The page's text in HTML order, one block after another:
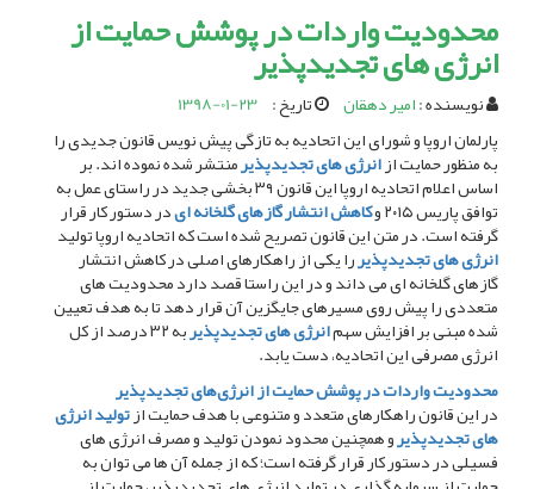
محدودیت واردات در پوشش حمایت از
انرژی های تجدیدپذیر
نویسنده :امیر دهقان تاریخ : 1398-01-23
پارلمان اروپا و شورای این اتحادیه به تازگی پیش نویس قانون جدیدی را
به منظور حمایت ازانرژی های تجدیدپذیرمنتشر شده نموده اند. بر
اساس اعلام اتحادیه اروپا این قانون ۳۹ بخشی جدید در راستای عمل به
توافق پاریس ۲۰۱۵ و کاهش انتشار گازهای گلخانه ایدر دستور کار قرار
گرفته است. در متن این قانون تصریح شده است که اتحادیه اروپا تولید
انرژی های تجدیدپذیررا یکی از راهکارهای اصلی در کاهش انتشار
گازهای گلخانه ای می داند و در این راستا قصد دارد محدودیت های
متعددی را پیش روی مسیرهای جایگزین آن قرار دهد تا به هدف تعیین
شده مبنی بر افزایش سهمانرژی های تجدیدپذیر به ۳۲ درصد از کل
انرژی مصرفی این اتحادیه، دست یابد.
محدودیت واردات در پوشش حمایت از انرژی‌های تجدیدپذیر
در این قانون راهکارهای متعدد و متنوعی با هدف حمایت ازتولید انرژی
های تجدیدپذیرو همچنین محدود نمودن تولید و مصرف انرژی های
فسیلی در دستور کار قرار گرفته است؛ که از جمله آن ها می توان به